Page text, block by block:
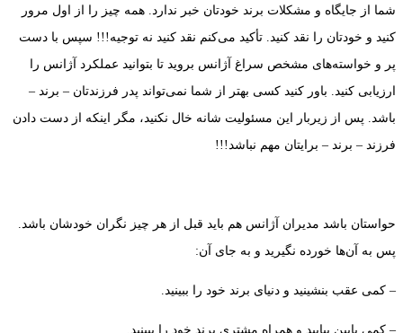
شما از جایگاه و مشکلات برند خودتان خبر ندارد. همه چیز را از اول مرور
کنید و خودتان را نقد کنید. تأکید می‌کنم نقد کنید نه توجیه!!! سپس با دست
پر و خواسته‌های مشخص سراغ آژانس بروید تا بتوانید عملکرد آژانس را
ارزیابی کنید. باور کنید کسی بهتر از شما نمی‌تواند پدر فرزندتان – برند –
باشد. پس از زیربار این مسئولیت شانه خال نکنید، مگر اینکه از دست دادن
فرزند – برند – برایتان مهم نباشد!!!
حواستان باشد مدیران آژانس هم باید قبل از هر چیز نگران خودشان باشد.
پس به آن‌ها خورده نگیرید و به جای آن:
– کمی عقب بنشینید و دنیای برند خود را ببینید.
– کمی پایین بیایید و همراه مشتری برند خود را ببینید.